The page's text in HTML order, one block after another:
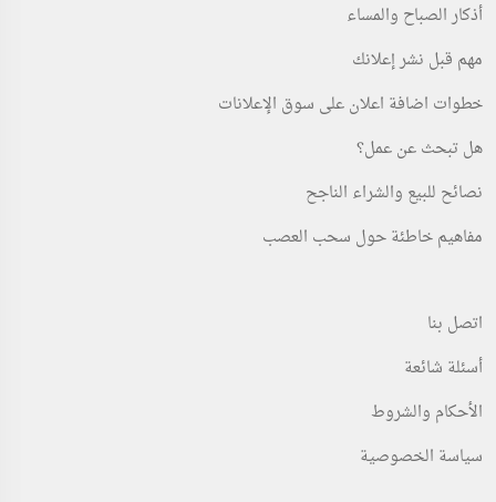
أذكار الصباح والمساء
مهم قبل نشر إعلانك
خطوات اضافة اعلان على سوق الإعلانات
هل تبحث عن عمل؟
نصائح للبيع والشراء الناجح
مفاهيم خاطئة حول سحب العصب
اتصل بنا
أسئلة شائعة
الأحكام والشروط
سياسة الخصوصية